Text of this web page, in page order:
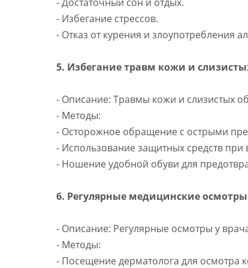
- Избегание стрессов.
- Отказ от курения и злоупотребления
5. Избегание травм кожи и
- Описание: Травмы кожи и слизистых
- Методы:
- Осторожное обращение с острыми
- Использование защитных средств
- Ношение удобной обуви для
6. Регулярные медицинские осмотры
- Описание: Регулярные осмотры у
- Методы:
- Посещение дерматолога для осмотра